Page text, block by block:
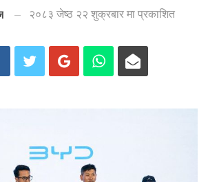
२०८३ जेष्ठ २२ शुक्रबार मा प्रकाशित